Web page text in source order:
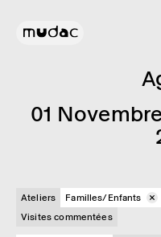
01
Ateliers Familles/Enfants
Visites commentées